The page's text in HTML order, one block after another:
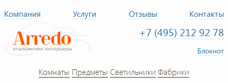
Компания Услуги Отзывы Контакты
+7 (495) 212 92 78
Блокнот
Комнаты Предметы Светильники Фабрики